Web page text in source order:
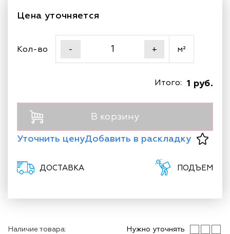
Наличие товара: Нужно уточнять
Цена уточняется
Кол-во - + м²
1 руб.
Итого:
В корзину
Уточнить ценуДобавить в раскладку
ДОСТАВКА ПОДЪЕМ